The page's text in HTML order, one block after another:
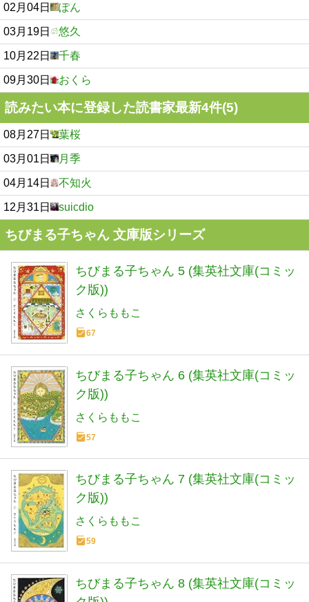
02月04日 ぽん
03月19日 悠久
10月22日 千春
09月30日 おくら
読みたい本に登録した読書家最新4件(5)
08月27日 葉桜
03月01日 月季
04月14日 不知火
12月31日 suicdio
ちびまる子ちゃん 文庫版シリーズ
ちびまる子ちゃん 5 (集英社文庫(コミッ
ク版))
さくらももこ
67
ちびまる子ちゃん 6 (集英社文庫(コミッ
ク版))
さくらももこ
57
ちびまる子ちゃん 7 (集英社文庫(コミッ
ク版))
さくらももこ
59
ちびまる子ちゃん 8 (集英社文庫(コミッ